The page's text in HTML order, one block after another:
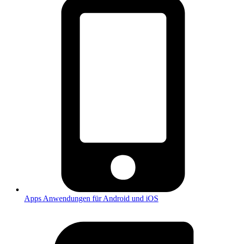
Apps Anwendungen für Android und iOS